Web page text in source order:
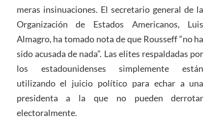
meras insinuaciones. El secretario general de la
Organización de Estados Americanos, Luis
Almagro, ha tomado nota de que Rousseff “no ha
sido acusada de nada”. Las elites respaldadas por
los estadounidenses simplemente están
utilizando el juicio político para echar a una
presidenta a la que no pueden derrotar
electoralmente.